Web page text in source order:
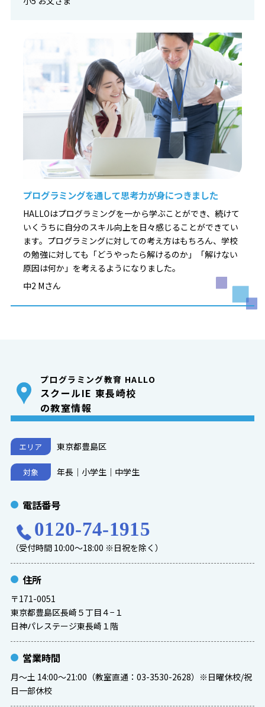
プログラミングを通して思考力が身につきました
HALLOはプログラミングを一から学ぶことができ、続けて
いくうちに自分のスキル向上を日々感じることができてい
ます。プログラミングに対しての考え方はもちろん、学校
の勉強に対しても「どうやったら解けるのか」「解けない
原因は何か」を考えるようになりました。
中2 Mさん
プログラミング教育 HALLO
スクールIE 東長崎校
の教室情報
エリア 東京都豊島区
対象 年長｜小学生｜中学生
電話番号
0120-74-1915
（受付時間 10:00～18:00 ※日祝を除く）
住所
〒171-0051
東京都豊島区長崎５丁目４−１
日神パレステージ東長崎１階
営業時間
月～土 14:00～21:00（教室直通：03-3530-2628）※日曜休校/祝
日一部休校